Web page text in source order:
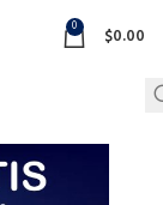
0 $0.00